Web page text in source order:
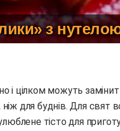
з
для буднів. Для свят
тісто для